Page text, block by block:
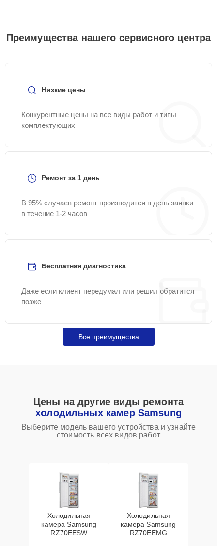
Преимущества нашего сервисного центра
Низкие цены
Конкурентные цены на все виды работ и типы
комплектующих
Ремонт за 1 день
В 95% случаев ремонт производится в день заявки
в течение 1-2 часов
Бесплатная диагностика
Даже если клиент передумал или решил обратится
позже
Все преимущества
Цены на другие виды ремонта
холодильных камер Samsung
Выберите модель вашего устройства и узнайте
стоимость всех видов работ
Холодильная
камера Samsung
RZ70EESW
Холодильная
камера Samsung
RZ70EEMG